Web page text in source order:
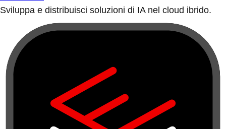
Sviluppa e distribuisci soluzioni di IA nel cloud ibrido.